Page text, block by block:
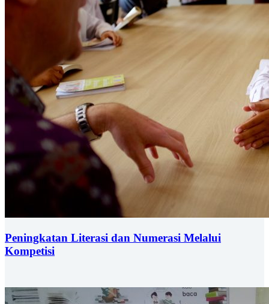
Peningkatan Literasi dan Numerasi Melalui
Kompetisi